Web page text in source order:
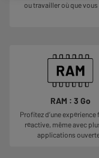
ou travailler où que
RAM : 3 Go
Profitez d’une expérience
réactive, même avec
applications